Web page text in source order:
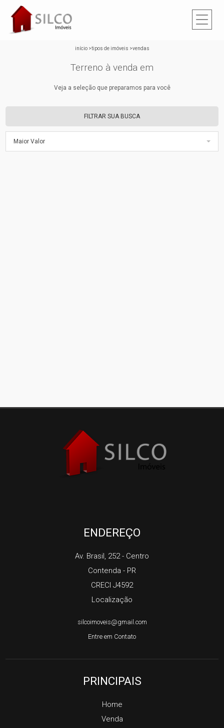
início>tipos de imóveis >vendas
Terreno à venda em
Veja a seleção que preparamos para você
FILTRAR SUA BUSCA
Maior Valor
ENDEREÇO
Av. Brasil, 252- Centro
Contenda - PR
CRECI J4592
Localização
silcoimoveis@gmail.com
Entre em Contato
PRINCIPAIS
Home
Venda